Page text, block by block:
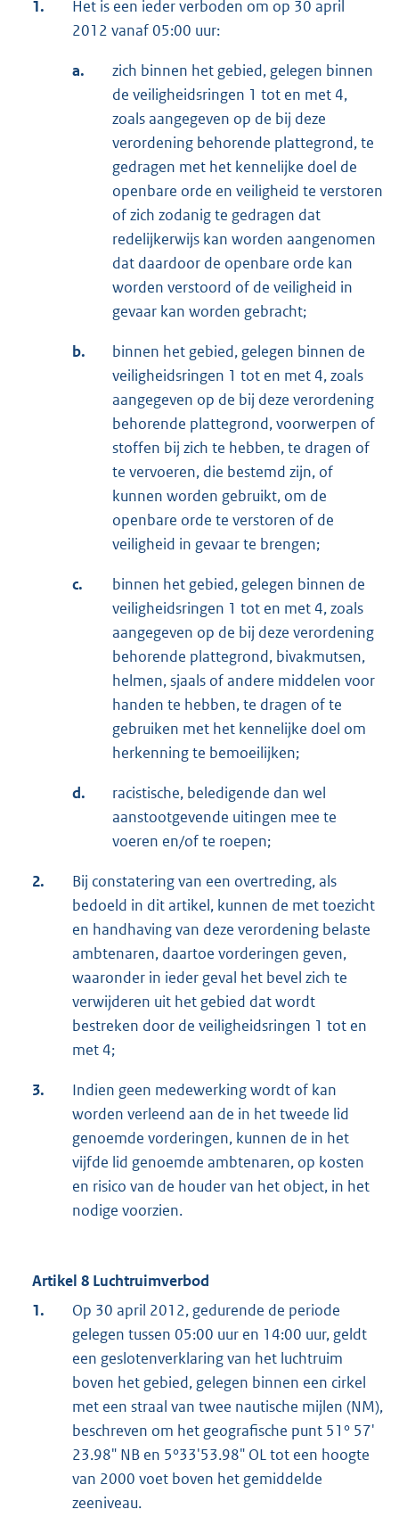
1.
Het is een ieder verboden om op 30 april
2012 vanaf 05:00 uur:
a.
zich binnen het gebied, gelegen binnen
de veiligheidsringen 1 tot en met 4,
zoals aangegeven op de bij deze
verordening behorende plattegrond, te
gedragen met het kennelijke doel de
openbare orde en veiligheid te verstoren
of zich zodanig te gedragen dat
redelijkerwijs kan worden aangenomen
dat daardoor de openbare orde kan
worden verstoord of de veiligheid in
gevaar kan worden gebracht;
b.
binnen het gebied, gelegen binnen de
veiligheidsringen 1 tot en met 4, zoals
aangegeven op de bij deze verordening
behorende plattegrond, voorwerpen of
stoffen bij zich te hebben, te dragen of
te vervoeren, die bestemd zijn, of
kunnen worden gebruikt, om de
openbare orde te verstoren of de
veiligheid in gevaar te brengen;
c.
binnen het gebied, gelegen binnen de
veiligheidsringen 1 tot en met 4, zoals
aangegeven op de bij deze verordening
behorende plattegrond, bivakmutsen,
helmen, sjaals of andere middelen voor
handen te hebben, te dragen of te
gebruiken met het kennelijke doel om
herkenning te bemoeilijken;
d.
racistische, beledigende dan wel
aanstootgevende uitingen mee te
voeren en/of te roepen;
2.
Bij constatering van een overtreding, als
bedoeld in dit artikel, kunnen de met toezicht
en handhaving van deze verordening belaste
ambtenaren, daartoe vorderingen geven,
waaronder in ieder geval het bevel zich te
verwijderen uit het gebied dat wordt
bestreken door de veiligheidsringen 1 tot en
met 4;
3.
Indien geen medewerking wordt of kan
worden verleend aan de in het tweede lid
genoemde vorderingen, kunnen de in het
vijfde lid genoemde ambtenaren, op kosten
en risico van de houder van het object, in het
nodige voorzien.
Artikel 8 Luchtruimverbod
1.
Op 30 april 2012, gedurende de periode
gelegen tussen 05:00 uur en 14:00 uur, geldt
een geslotenverklaring van het luchtruim
boven het gebied, gelegen binnen een cirkel
met een straal van twee nautische mijlen (NM),
beschreven om het geografische punt 51° 57'
23.98" NB en 5°33'53.98" OL tot een hoogte
van 2000 voet boven het gemiddelde
zeeniveau.